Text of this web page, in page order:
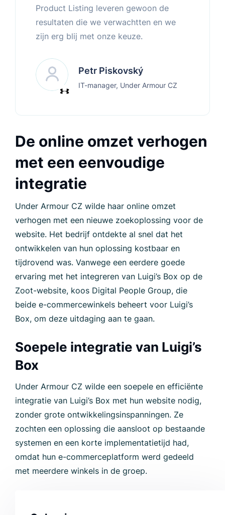
Product Listing leveren gewoon de
resultaten die we verwachtten en we
zijn erg blij met onze keuze.
Petr Piskovský
IT-manager, Under Armour CZ
De online omzet verhogen
met een eenvoudige
integratie
Under Armour CZ wilde haar online omzet
verhogen met een nieuwe zoekoplossing voor de
website. Het bedrijf ontdekte al snel dat het
ontwikkelen van hun oplossing kostbaar en
tijdrovend was. Vanwege een eerdere goede
ervaring met het integreren van Luigi’s Box op de
Zoot-website, koos Digital People Group, die
beide e-commercewinkels beheert voor Luigi’s
Box, om deze uitdaging aan te gaan.
Soepele integratie van Luigi’s
Box
Under Armour CZ wilde een soepele en efficiënte
integratie van Luigi’s Box met hun website nodig,
zonder grote ontwikkelingsinspanningen. Ze
zochten een oplossing die aansloot op bestaande
systemen en een korte implementatietijd had,
omdat hun e-commerceplatform werd gedeeld
met meerdere winkels in de groep.